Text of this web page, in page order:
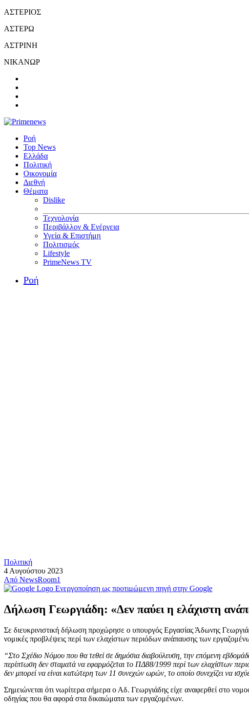
ΑΣΤΕΡΙΟΣ
ΑΣΤΕΡΩ
ΑΣΤΡΙΝΗ
ΝΙΚΑΝΩΡ
Ροή
Top News
Ελλάδα
Πολιτική
Οικονομία
Διεθνή
Θέματα
Dislike
Τεχνολογία
Περιβάλλον & Ενέργεια
Υγεία & Επιστήμη
Πολιτισμός
Lifestyle
PrimeNews TV
Ροή
Πολιτική
4 Αυγούστου 2023
Από NewsRoom1
Ενεργοποίηση ως προτιμώμενη πηγή στην Google
Δήλωση Γεωργιάδη: «Δεν παύει η ελάχιστη
Σε διευκρινιστική δήλωση προχώρησε ο υπουργός Εργασίας Άδωνης
νομικές προβλέψεις περί των ελαχίστων περιόδων ανάπαυσης των
“Στο Σχέδιο Νόμου που θα τεθεί σε δημόσια διαβούλευση, την επόμενη
περίπτωση δεν σταματά να εφαρμόζεται το ΠΔ88/1999 περί των ελαχίστων
δεν μπορεί να είναι κατώτερη των 11 συνεχών ωρών, το οποίο συνεχίζει να
Σημειώνεται ότι νωρίτερα σήμερα ο Αδ. Γεωργιάδης είχε αναφερθεί στο
οδηγίας που θα αφορά στα δικαιώματα των εργαζομένων.